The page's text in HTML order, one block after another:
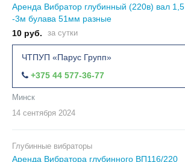
Аренда Вибратор глубинный (220в) вал 1,5
-3м булава 51мм разные
10 руб.
за сутки
ЧТПУП «Парус Групп»
+375 44 577-36-77
Минск
14 сентября 2024
Глубинные вибраторы
Аренда Вибратора глубинного ВП116/220